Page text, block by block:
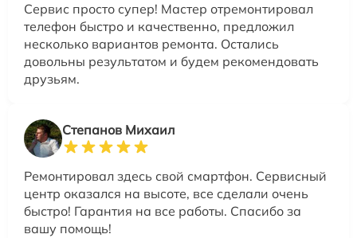
Сервис просто супер! Мастер отремонтировал
телефон быстро и качественно, предложил
несколько вариантов ремонта. Остались
довольны результатом и будем рекомендовать
друзьям.
Степанов Михаил
Ремонтировал здесь свой смартфон. Сервисный
центр оказался на высоте, все сделали очень
быстро! Гарантия на все работы. Спасибо за
вашу помощь!